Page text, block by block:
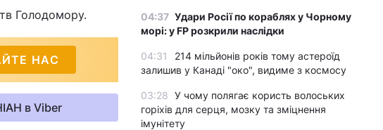
Голодомору.
НАС
в Viber
04:37 Удари Росії по кораблях у Чорному
морі: у FP розкрили наслідки
04:31
214 мільйонів років тому астероїд
залишив у Канаді "око", видиме з космосу
03:28 У чому полягає користь волоських
горіхів для серця, мозку та зміцнення
імунітету